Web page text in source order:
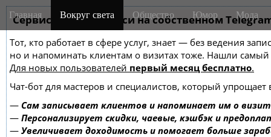
Сервис онлайн-записи на собственном
Тот, кто работает в сфере услуг, знает — без ведения
но и напоминать клиентам о визитах тоже. Нашли
Для новых пользователей первый месяц бесплатно.
Чат-бот для мастеров и специалистов, который упрощает
— Сам записывает клиентов и напоминает им о
— Персонализирует скидки, чаевые, кэшбэк и
— Увеличивает доходимость и помогает больше
M
a
n
m
e
n
u
i
Главная Вокруг света Общество Юмор Мода